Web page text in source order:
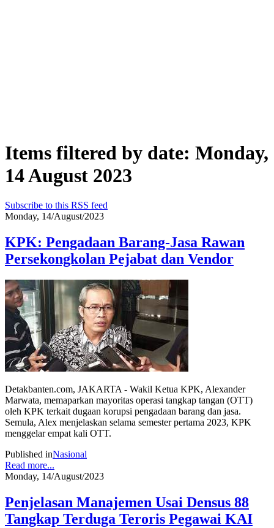
Items filtered by date: Monday,
14 August 2023
Subscribe to this RSS feed
Monday, 14/August/2023
KPK: Pengadaan Barang-Jasa Rawan
Persekongkolan Pejabat dan Vendor
Detakbanten.com, JAKARTA - Wakil Ketua KPK, Alexander
Marwata, memaparkan mayoritas operasi tangkap tangan (OTT)
oleh KPK terkait dugaan korupsi pengadaan barang dan jasa.
Semula, Alex menjelaskan selama semester pertama 2023, KPK
menggelar empat kali OTT.
Published inNasional
Read more...
Monday, 14/August/2023
Penjelasan Manajemen Usai Densus 88
Tangkap Terduga Teroris Pegawai KAI